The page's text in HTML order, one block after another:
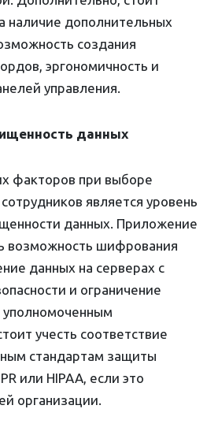
наличие дополнительных
создания
эргономичность и
управления.
данных
факторов при выборе
является уровень
данных. Приложение
возможность шифрования
данных на серверах с
и ограничение
уполномоченным
учесть соответствие
стандартам защиты
или HIPAA, если это
организации.